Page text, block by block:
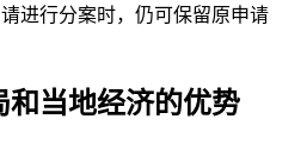
进行分案时，仍可保留原申请
和当地经济的优势